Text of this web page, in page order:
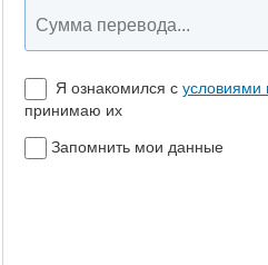
Я ознакомился с условиями
принимаю их
Запомнить мои данные